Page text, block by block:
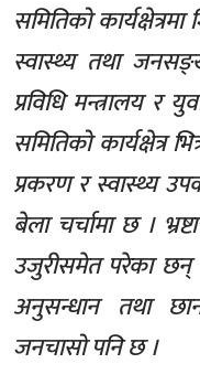
समितिको कार्यक्षेत्रमा
स्वास्थ्य तथा
प्रविधि मन्त्रालय र
समितिको कार्यक्षेत्र
प्रकरण र स्वास्थ्य
बेला चर्चामा छ ।
उजुरीसमेत परेका छन्
अनुसन्धान तथा
जनचासो पनि छ ।